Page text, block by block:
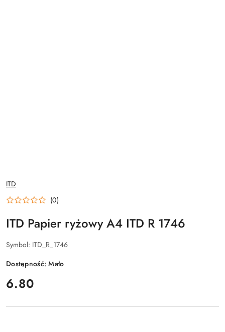
NAZWA
PRODUCENTA:
ITD
(0)
ITD Papier ryżowy A4 ITD R 1746
Symbol: ITD_R_1746
Dostępność:Mało
cena:
6.80